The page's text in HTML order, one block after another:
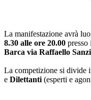
La manifestazione avrà
8.30 alle ore 20.00 presso
Barca via Raffaello
La competizione si divide
e Dilettanti(esperti e